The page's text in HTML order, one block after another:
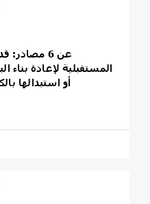
المستقبلية لإعادة بناء
أو استبدالها